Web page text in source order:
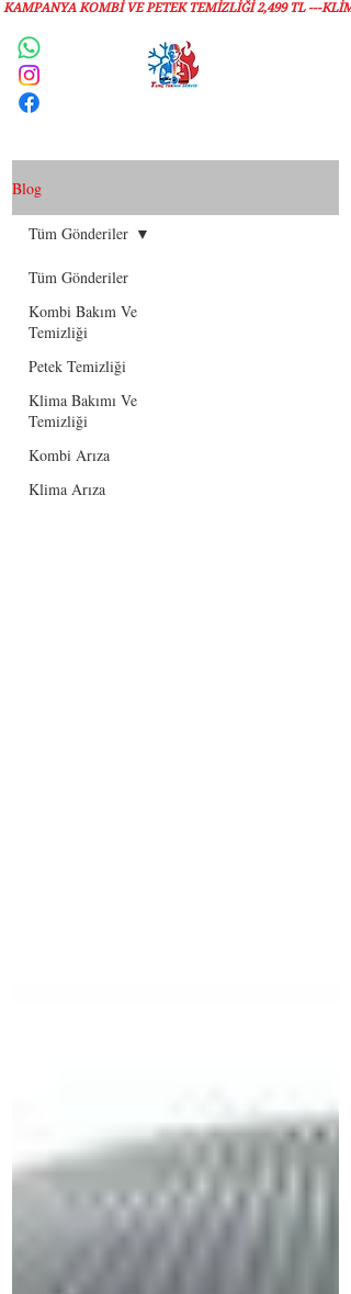
KAMPANYA KOMBİ VE PETEK TEMİZLIĞI 2,499 TL ---
Blog
Tüm Gönderiler
Kombi Bakım Ve
Temizliği
Petek Temizliği
Klima Bakımı Ve
Temizliği
Kombi Arıza
Klima Arıza
Tüm Gönderiler